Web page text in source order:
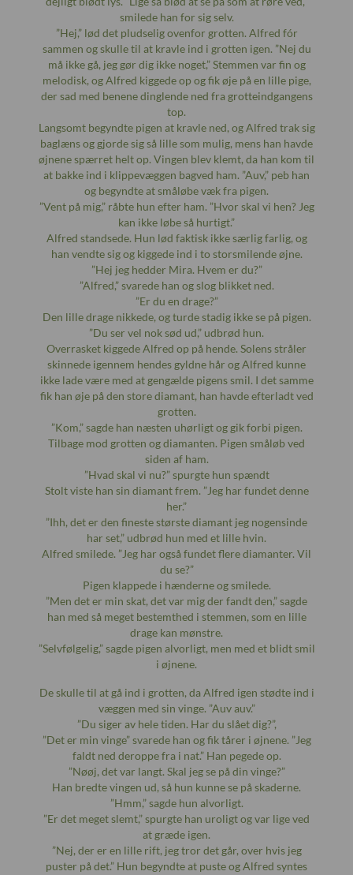
smilede han for sig selv.
”Hej,” lød det pludselig ovenfor grotten. Alfred fór
sammen og skulle til at kravle ind i grotten igen. ”Nej du
må ikke gå, jeg gør dig ikke noget,” Stemmen var fin og
melodisk, og Alfred kiggede op og fik øje på en lille pige,
der sad med benene dinglende ned fra grotteindgangens
top.
Langsomt begyndte pigen at kravle ned, og Alfred trak sig
baglæns og gjorde sig så lille som mulig, mens han havde
øjnene spærret helt op. Vingen blev klemt, da han kom til
at bakke ind i klippevæggen bagved ham. ”Auv,” peb han
og begyndte at småløbe væk fra pigen.
”Vent på mig,” råbte hun efter ham. ”Hvor skal vi hen? Jeg
kan ikke løbe så hurtigt.”
Alfred standsede. Hun lød faktisk ikke særlig farlig, og
han vendte sig og kiggede ind i to storsmilende øjne.
”Hej jeg hedder Mira. Hvem er du?”
”Alfred,” svarede han og slog blikket ned.
”Er du en drage?”
Den lille drage nikkede, og turde stadig ikke se på pigen.
”Du ser vel nok sød ud,” udbrød hun.
Overrasket kiggede Alfred op på hende. Solens stråler
skinnede igennem hendes gyldne hår og Alfred kunne
ikke lade være med at gengælde pigens smil. I det samme
fik han øje på den store diamant, han havde efterladt ved
grotten.
”Kom,” sagde han næsten uhørligt og gik forbi pigen.
Tilbage mod grotten og diamanten. Pigen småløb ved
siden af ham.
”Hvad skal vi nu?” spurgte hun spændt
Stolt viste han sin diamant frem. ”Jeg har fundet denne
her.”
”Ihh, det er den fineste største diamant jeg nogensinde
har set,” udbrød hun med et lille hvin.
Alfred smilede. ”Jeg har også fundet flere diamanter. Vil
du se?”
Pigen klappede i hænderne og smilede.
”Men det er min skat, det var mig der fandt den,” sagde
han med så meget bestemthed i stemmen, som en lille
drage kan mønstre.
”Selvfølgelig,” sagde pigen alvorligt, men med et blidt smil
i øjnene.
De skulle til at gå ind i grotten, da Alfred igen stødte ind i
væggen med sin vinge. ”Auv auv.”
”Du siger av hele tiden. Har du slået dig?”,
”Det er min vinge” svarede han og fik tårer i øjnene. ”Jeg
faldt ned deroppe fra i nat.” Han pegede op.
”Nøøj, det var langt. Skal jeg se på din vinge?”
Han bredte vingen ud, så hun kunne se på skaderne.
”Hmm,” sagde hun alvorligt.
”Er det meget slemt,” spurgte han uroligt og var lige ved
at græde igen.
”Nej, der er en lille rift, jeg tror det går, over hvis jeg
puster på det.” Hun begyndte at puste og Alfred syntes